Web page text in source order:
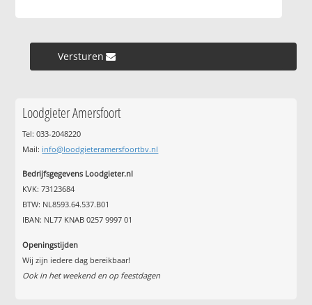
Versturen »
Loodgieter Amersfoort
Tel: 033-2048220
Mail: info@loodgieteramersfoortbv.nl
Bedrijfsgegevens Loodgieter.nl
KVK: 73123684
BTW: NL8593.64.537.B01
IBAN: NL77 KNAB 0257 9997 01
Openingstijden
Wij zijn iedere dag bereikbaar!
Ook in het weekend en op feestdagen